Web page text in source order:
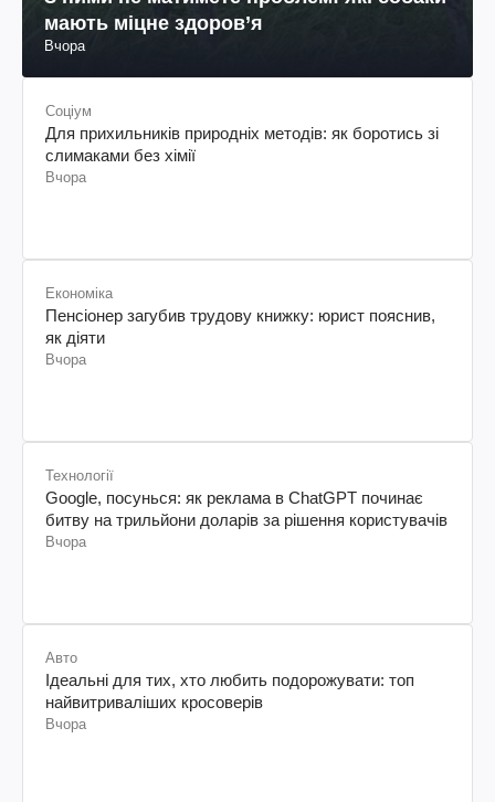
мають міцне здоров’я
Вчора
Соціум
Для прихильників природніх методів: як боротись зі
слимаками без хімії
Вчора
Економіка
Пенсіонер загубив трудову книжку: юрист пояснив,
як діяти
Вчора
Технології
Google, посунься: як реклама в ChatGPT починає
битву на трильйони доларів за рішення користувачів
Вчора
Авто
Ідеальні для тих, хто любить подорожувати: топ
найвитриваліших кросоверів
Вчора